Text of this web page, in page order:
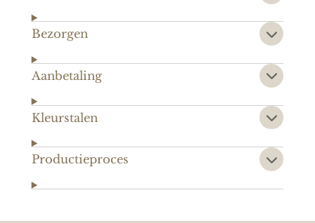
Bezorgen
Aanbetaling
Kleurstalen
Productieproces